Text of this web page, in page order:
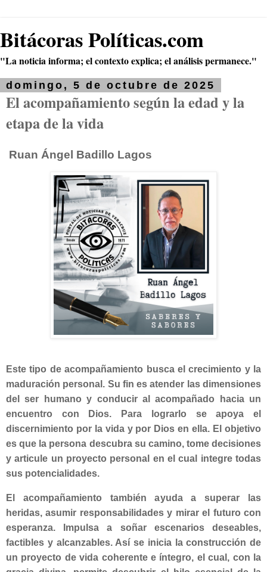
Bitácoras Políticas.com
"La noticia informa; el contexto explica; el análisis permanece."
domingo, 5 de octubre de 2025
El acompañamiento según la edad y la
etapa de la vida
Ruan Ángel Badillo Lagos
Este tipo de acompañamiento busca el crecimiento y la
maduración personal. Su fin es atender las dimensiones
del ser humano y conducir al acompañado hacia un
encuentro con Dios. Para lograrlo se apoya el
discernimiento por la vida y por Dios en ella. El objetivo
es que la persona descubra su camino, tome decisiones
y articule un proyecto personal en el cual integre todas
sus potencialidades.
El acompañamiento también ayuda a superar las
heridas, asumir responsabilidades y mirar el futuro con
esperanza. Impulsa a soñar escenarios deseables,
factibles y alcanzables. Así se inicia la construcción de
un proyecto de vida coherente e íntegro, el cual, con la